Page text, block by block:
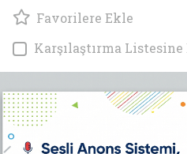
Favorilere Ekle
Karşılaştırma Listesine